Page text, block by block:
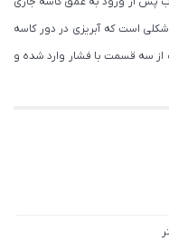
است که آبریزی در دور کاسه
از سه قسمت با فشار وارد شده و